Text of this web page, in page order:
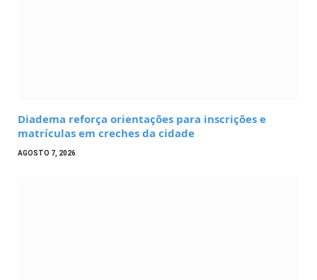
Diadema reforça orientações para inscrições e
matrículas em creches da cidade
AGOSTO 7, 2026